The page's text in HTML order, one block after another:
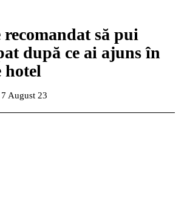
recomandat să pui
după ce ai ajuns în
hotel
7 August 23